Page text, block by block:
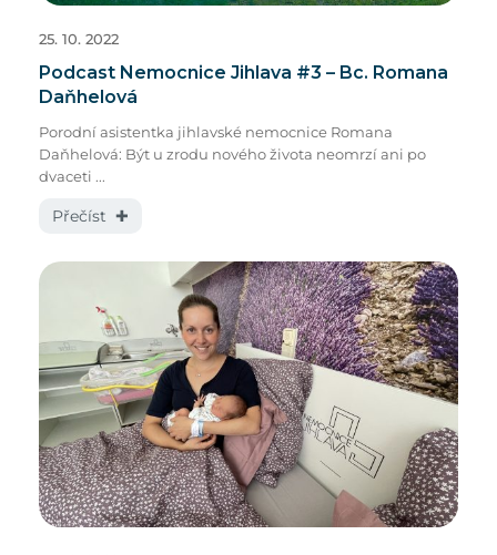
Podcast Nemocnice Jihlava #3 – Bc. Romana
Daňhelová
Porodní asistentka jihlavské nemocnice Romana
Daňhelová: Být u zrodu nového života neomrzí ani po
dvaceti ...
Přečíst ✚
25. 10. 2022